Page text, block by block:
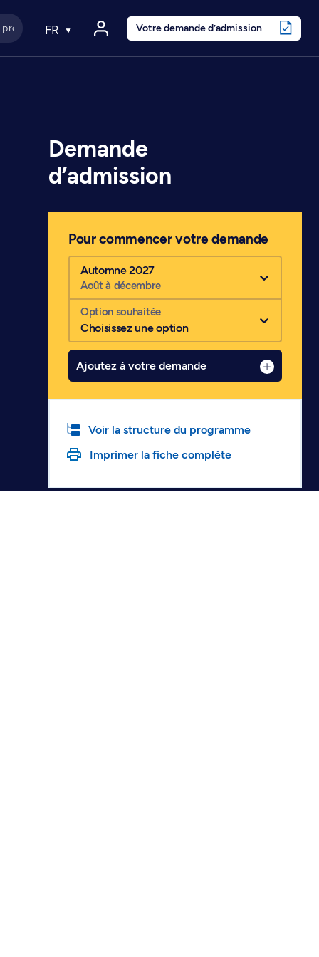
FR Votre demande d’admission
Demande
d’admission
Pour commencer votre demande
Automne 2027
Août à décembre
Option souhaitée
Choisissez une option
Ajoutez à votre demande
Voir la structure du programme
Imprimer la fiche complète